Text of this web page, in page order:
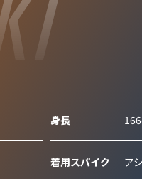
身長
着用スパイク ア